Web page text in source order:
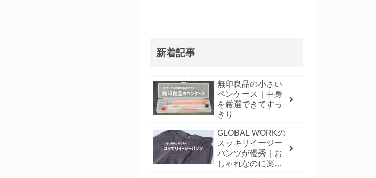
新着記事
無印良品の小さい
ペンケース｜中身
を厳選できてすっ
きり
GLOBAL WORKの
スッキリイージー
パンツが優秀｜お
しゃれなのに楽に